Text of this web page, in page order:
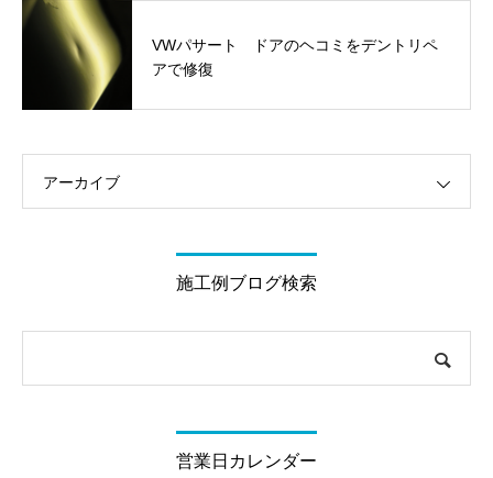
VWパサート ドアのヘコミをデントリペ
アで修復
アーカイブ
施工例ブログ検索
営業日カレンダー